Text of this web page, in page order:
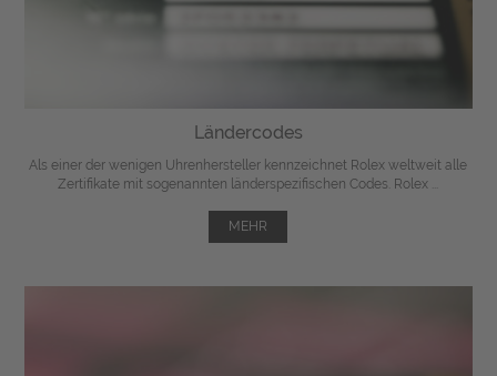
Ländercodes
Als einer der wenigen Uhrenhersteller kennzeichnet Rolex weltweit alle
Zertifikate mit sogenannten länderspezifischen Codes. Rolex ...
MEHR